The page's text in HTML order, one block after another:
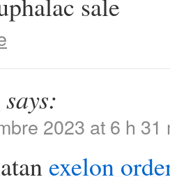
says:
2023 at 6 h 31
exelon